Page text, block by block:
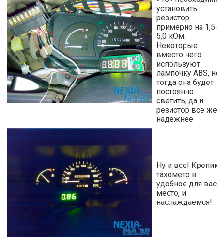
установить
резистор
примерно на
5,0 кОм.
Некоторые
вместо него
используют
лампочку АВS,
тогда она будет
постоянно
светить, да и
резистор все же
надежнее
Ну и все!
тахометр в
удобное для вас
место, и
наслаждаемся!